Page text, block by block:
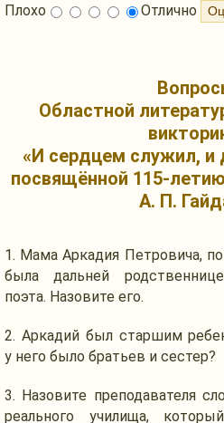
Плохо
Отлично
Областной
«И сердцем служил, и
посвящённой 115-летию
А. П.
1. Мама Аркадия Петровича,
была дальней
поэта. Назовите его.
2. Аркадий был старшим
у него было братьев и сестер?
3. Назовите преподавателя
реального училища,